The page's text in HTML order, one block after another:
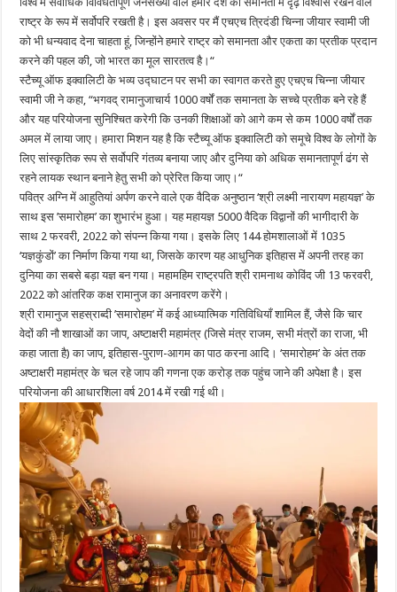
राष्ट्र के रूप में सर्वोपरि रखती है। इस अवसर पर मैं एचएच त्रिदंडी चिन्ना जीयार स्वामी जी
को भी धन्यवाद देना चाहता हूं, जिन्होंने हमारे राष्ट्र को समानता और एकता का प्रतीक प्रदान
करने की पहल की, जो भारत का मूल सारतत्व है।“
स्टैच्यू ऑफ इक्वालिटी के भव्य उद्घाटन पर सभी का स्वागत करते हुए एचएच चिन्ना जीयार
स्वामी जी ने कहा, “भगवद् रामानुजाचार्य 1000 वर्षों तक समानता के सच्चे प्रतीक बने रहे हैं
और यह परियोजना सुनिश्चित करेगी कि उनकी शिक्षाओं को आगे कम से कम 1000 वर्षों तक
अमल में लाया जाए। हमारा मिशन यह है कि स्टैच्यू ऑफ इक्वालिटी को समूचे विश्व के लोगों के
लिए सांस्कृतिक रूप से सर्वोपरि गंतव्य बनाया जाए और दुनिया को अधिक समानतापूर्ण ढंग से
रहने लायक स्थान बनाने हेतु सभी को प्रेरित किया जाए।“
पवित्र अग्नि में आहुतियां अर्पण करने वाले एक वैदिक अनुष्ठान ‘श्री लक्ष्मी नारायण महायज्ञ’ के
साथ इस ’समारोहम’ का शुभारंभ हुआ। यह महायज्ञ 5000 वैदिक विद्वानों की भागीदारी के
साथ 2 फरवरी, 2022 को संपन्न किया गया। इसके लिए 144 होमशालाओं में 1035
‘यज्ञकुंडों’ का निर्माण किया गया था, जिसके कारण यह आधुनिक इतिहास में अपनी तरह का
दुनिया का सबसे बड़ा यज्ञ बन गया। महामहिम राष्ट्रपति श्री रामनाथ कोविंद जी 13 फरवरी,
2022 को आंतरिक कक्ष रामानुज का अनावरण करेंगे।
श्री रामानुज सहस्राब्दी ’समारोहम’ में कई आध्यात्मिक गतिविधियाँ शामिल हैं, जैसे कि चार
वेदों की नौ शाखाओं का जाप, अष्टाक्षरी महामंत्र (जिसे मंत्र राजम, सभी मंत्रों का राजा, भी
कहा जाता है) का जाप, इतिहास-पुराण-आगम का पाठ करना आदि। ‘समारोहम’ के अंत तक
अष्टाक्षरी महामंत्र के चल रहे जाप की गणना एक करोड़ तक पहुंच जाने की अपेक्षा है। इस
परियोजना की आधारशिला वर्ष 2014 में रखी गई थी।